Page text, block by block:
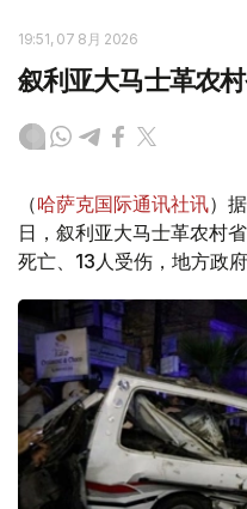
19:51, 07 8月 2026
叙利亚大马士革农
（哈萨克国际通讯社讯）
日，叙利亚大马士革农村
死亡、13人受伤，地方政